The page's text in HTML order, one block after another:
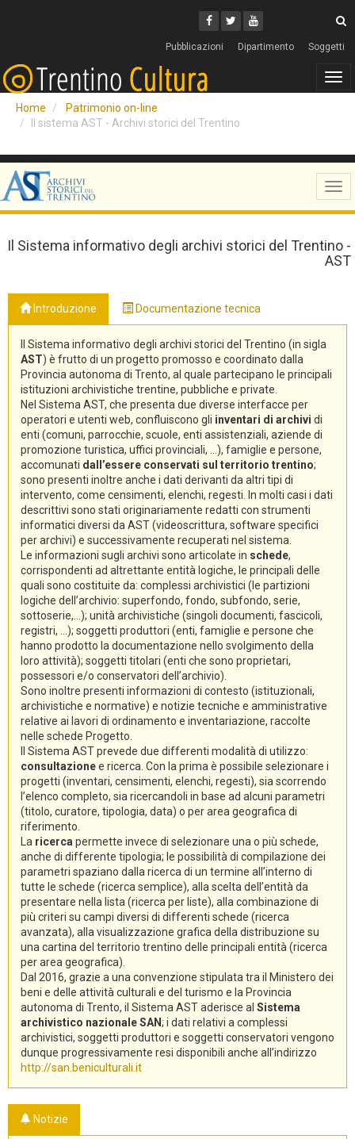
Facebook
Twitter
Youtube
Pubblicazioni Dipartimento Soggetti
Home
Patrimonio on-line
Il sistema AST - Archivi storici del Trentino
Il Sistema informativo degli archivi storici del Trentino -
AST
Introduzione Documentazione tecnica
Il Sistema informativo degli archivi storici del Trentino (in sigla
AST) è frutto di un progetto promosso e coordinato dalla
Provincia autonoma di Trento, al quale partecipano le principali
istituzioni archivistiche trentine, pubbliche e private.
Nel Sistema AST, che presenta due diverse interfacce per
operatori e utenti web, confluiscono gli inventari di archivi di
enti (comuni, parrocchie, scuole, enti assistenziali, aziende di
promozione turistica, uffici provinciali, ...), famiglie e persone,
accomunati dall’essere conservati sul territorio trentino;
sono presenti inoltre anche i dati derivanti da altri tipi di
intervento, come censimenti, elenchi, regesti. In molti casi i dati
descrittivi sono stati originariamente redatti con strumenti
informatici diversi da AST (videoscrittura, software specifici
per archivi) e successivamente recuperati nel sistema.
Le informazioni sugli archivi sono articolate in schede,
corrispondenti ad altrettante entità logiche, le principali delle
quali sono costituite da: complessi archivistici (le partizioni
logiche dell’archivio: superfondo, fondo, subfondo, serie,
sottoserie,...); unità archivistiche (singoli documenti, fascicoli,
registri, ...); soggetti produttori (enti, famiglie e persone che
hanno prodotto la documentazione nello svolgimento della
loro attività); soggetti titolari (enti che sono proprietari,
possessori e/o conservatori dell’archivio).
Sono inoltre presenti informazioni di contesto (istituzionali,
archivistiche e normative) e notizie tecniche e amministrative
relative ai lavori di ordinamento e inventariazione, raccolte
nelle schede Progetto.
Il Sistema AST prevede due differenti modalità di utilizzo:
consultazionee ricerca. Con la prima è possibile selezionare i
progetti (inventari, censimenti, elenchi, regesti), sia scorrendo
l’elenco completo, sia ricercandoli in base ad alcuni parametri
(titolo, curatore, tipologia, data) o per area geografica di
riferimento.
La ricerca permette invece di selezionare una o più schede,
anche di differente tipologia; le possibilità di compilazione dei
parametri spaziano dalla ricerca di un termine all’interno di
tutte le schede (ricerca semplice), alla scelta dell’entità da
presentare nella lista (ricerca per liste), alla combinazione di
più criteri su campi diversi di differenti schede (ricerca
avanzata), alla visualizzazione grafica della distribuzione su
una cartina del territorio trentino delle principali entità (ricerca
per area geografica).
Dal 2016, grazie a una convenzione stipulata tra il Ministero dei
beni e delle attività culturali e del turismo e la Provincia
autonoma di Trento, il Sistema AST aderisce al Sistema
archivistico nazionale SAN; i dati relativi a complessi
archivistici, soggetti produttori e soggetti conservatori vengono
dunque progressivamente resi disponibili anche all’indirizzo
http://san.beniculturali.it
Notizie